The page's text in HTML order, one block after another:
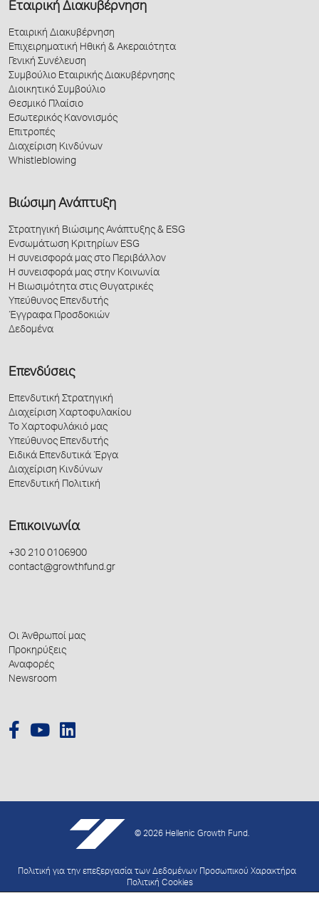
Εταιρική Διακυβέρνηση
Εταιρική Διακυβέρνηση
Επιχειρηματική Ηθική & Ακεραιότητα
Γενική Συνέλευση
Συμβούλιο Εταιρικής Διακυβέρνησης
Διοικητικό Συμβούλιο
Θεσμικό Πλαίσιο
Εσωτερικός Κανονισμός
Επιτροπές
Διαχείριση Κινδύνων
Whistleblowing
Βιώσιμη Ανάπτυξη
Στρατηγική Βιώσιμης Ανάπτυξης & ESG
Ενσωμάτωση Κριτηρίων ESG
Η συνεισφορά μας στο Περιβάλλον
Η συνεισφορά μας στην Κοινωνία
Η Βιωσιμότητα στις Θυγατρικές
Υπεύθυνος Επενδυτής
Έγγραφα Προσδοκιών
Δεδομένα
Επενδύσεις
Επενδυτική Στρατηγική
Διαχείριση Χαρτοφυλακίου
Το Χαρτοφυλάκιό μας
Υπεύθυνος Επενδυτής
Ειδικά Επενδυτικά Έργα
Διαχείριση Κινδύνων
Επενδυτική Πολιτική
Επικοινωνία
+30 210 0106900
contact@growthfund.gr
Οι Άνθρωποί μας
Προκηρύξεις
Αναφορές
Newsroom
© 2026 Hellenic Growth Fund.
Πολιτική για την επεξεργασία των Δεδομένων Προσωπικού Χαρακτήρα
Πολιτική Cookies